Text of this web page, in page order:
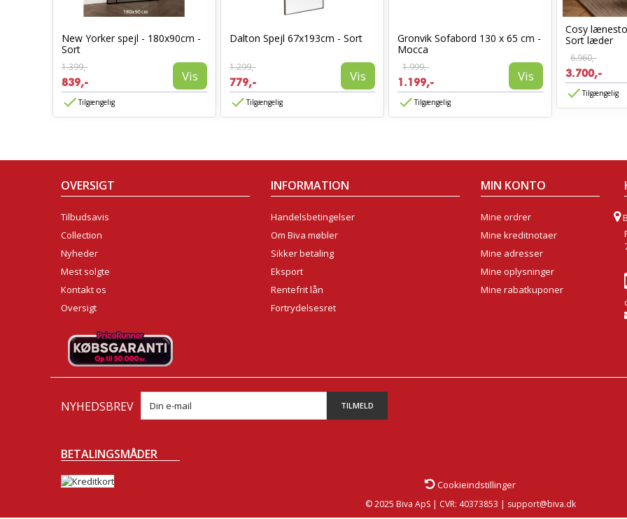
New Yorker spejl - 180x90cm -
Sort
1.399,-
839,- Vis
Tilgængelig
Dalton Spejl 67x193cm - Sort
1.299,-
779,- Vis
Tilgængelig
Gronvik Sofabord 130 x 65 cm -
Mocca
1.999,-
1.199,- Vis
Tilgængelig
Cosy
Sort læder
6.960,-
3.700,-
Tilgængelig
OVERSIGT
Tilbudsavis
Collection
Nyheder
Mest solgte
Kontakt os
Oversigt
INFORMATION
Handelsbetingelser
Om Biva møbler
Sikker betaling
Eksport
Rentefrit lån
Fortrydelsesret
Cookieindstillinger
© 2025 Biva ApS | CVR: 40373853 | support@biva.dk
MIN KONTO
Mine ordrer
Mine kreditnotaer
Mine adresser
Mine oplysninger
Mine rabatkuponer
NYHEDSBREV TILMELD
BETALINGSMÅDER